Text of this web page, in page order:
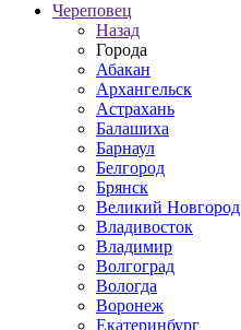
Череповец
Назад
Города
Абакан
Архангельск
Астрахань
Балашиха
Барнаул
Белгород
Брянск
Великий Новгород
Владивосток
Владимир
Волгоград
Вологда
Воронеж
Екатеринбург